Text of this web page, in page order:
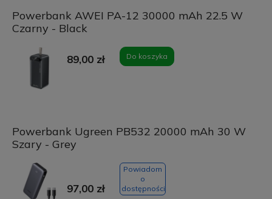
Powerbank AWEI PA-12 30000 mAh 22.5 W
Czarny - Black
89,00 zł Do koszyka
Powerbank Ugreen PB532 20000 mAh 30 W
Szary - Grey
97,00 zł
Powiadom
o
dostępności